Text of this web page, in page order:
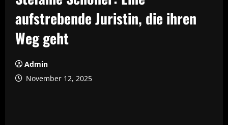
aufstrebende Juristin, die ihren
Weg geht
Admin
November 12, 2025